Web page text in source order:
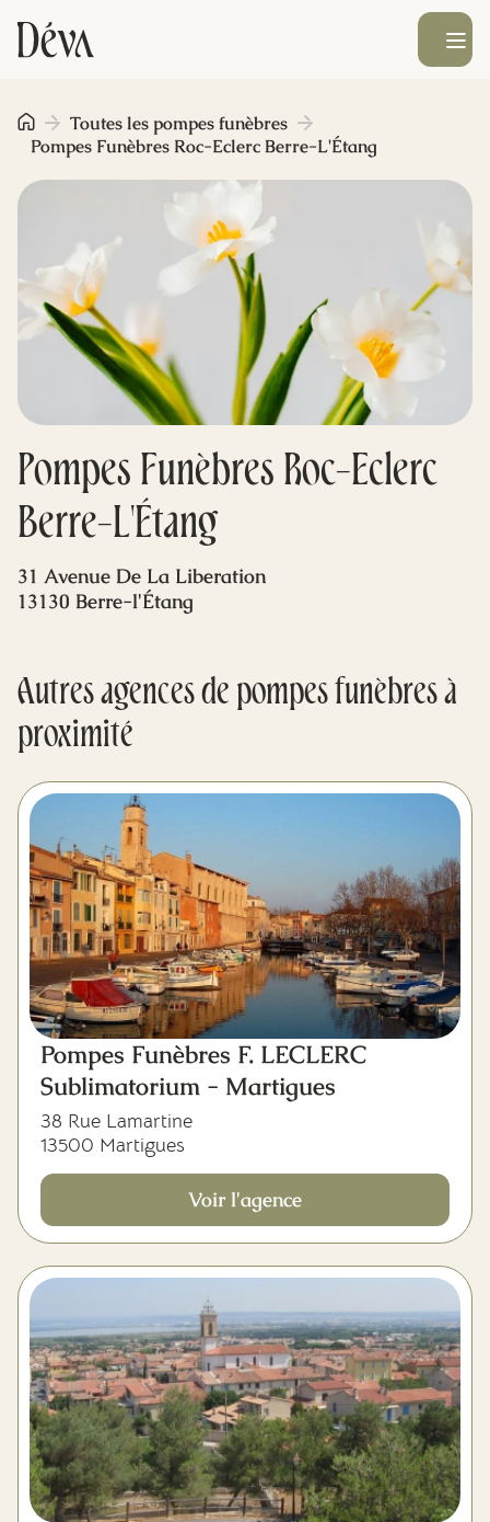
Obsèques
Prévoyance
Monument funéraire
Livraison de fleurs
Blog
Mes dernières volontés
Ouvrir le
Pompes Funèbres Roc-Eclerc
Berre-L'Étang
Toutes les pompes funèbres
Pompes Funèbres Roc-Eclerc Berre-L'Étang
31 Avenue De La Liberation
13130 Berre-l'Étang
Autres agences de pompes funèbres à
proximité
Pompes Funèbres F. LECLERC
Sublimatorium - Martigues
38 Rue Lamartine
13500 Martigues
Voir l'agence